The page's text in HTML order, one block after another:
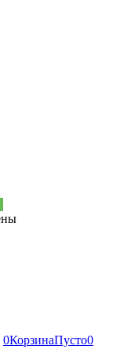
0КорзинаПусто0